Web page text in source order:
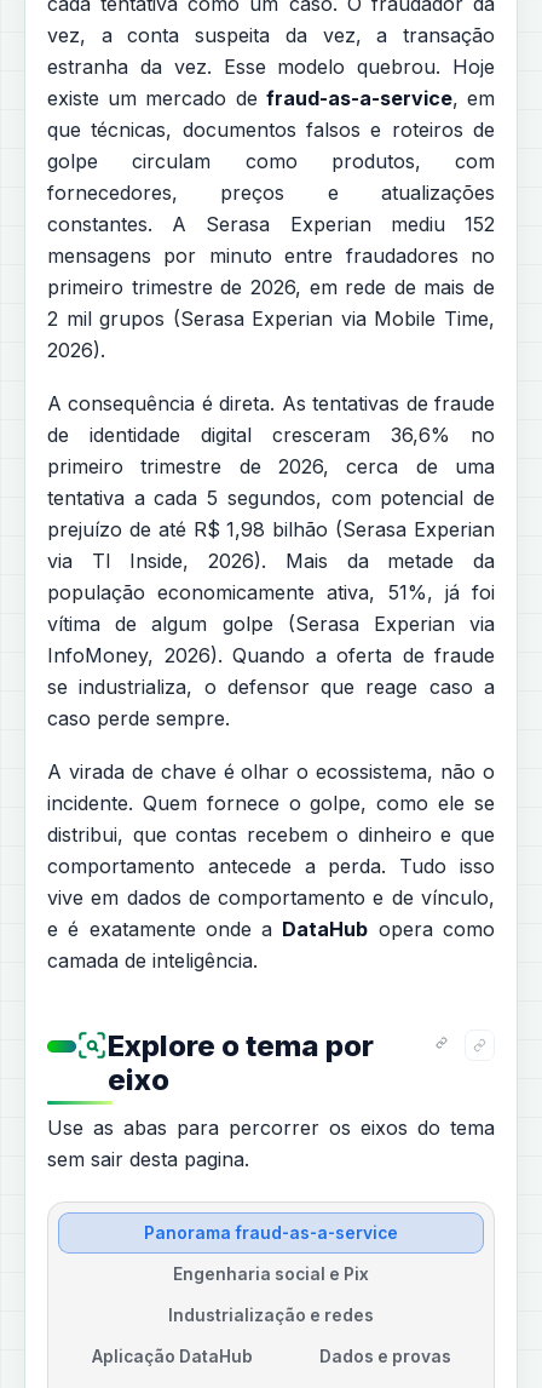
vez, a conta suspeita da vez, a transação
estranha da vez. Esse modelo quebrou. Hoje
existe um mercado de fraud-as-a-service, em
que técnicas, documentos falsos e roteiros de
golpe circulam como produtos, com
fornecedores, preços e atualizações
constantes. A Serasa Experian mediu 152
mensagens por minuto entre fraudadores no
primeiro trimestre de 2026, em rede de mais de
2 mil grupos (Serasa Experian via Mobile Time,
2026).
A consequência é direta. As tentativas de fraude
de identidade digital cresceram 36,6% no
primeiro trimestre de 2026, cerca de uma
tentativa a cada 5 segundos, com potencial de
prejuízo de até R$ 1,98 bilhão (Serasa Experian
via TI Inside, 2026). Mais da metade da
população economicamente ativa, 51%, já foi
vítima de algum golpe (Serasa Experian via
InfoMoney, 2026). Quando a oferta de fraude
se industrializa, o defensor que reage caso a
caso perde sempre.
A virada de chave é olhar o ecossistema, não o
incidente. Quem fornece o golpe, como ele se
distribui, que contas recebem o dinheiro e que
comportamento antecede a perda. Tudo isso
vive em dados de comportamento e de vínculo,
e é exatamente onde a DataHub opera como
camada de inteligência.
Explore o tema por
eixo
Use as abas para percorrer os eixos do tema
sem sair desta pagina.
Panorama fraud-as-a-service
Engenharia social e Pix
Industrialização e redes
Aplicação DataHub Dados e provas